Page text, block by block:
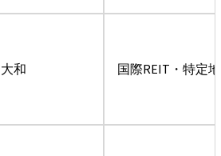
大和 国際REIT・特定